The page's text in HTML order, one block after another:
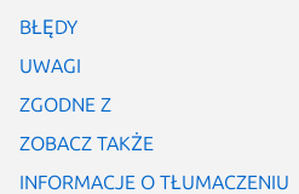
BŁĘDY
UWAGI
ZGODNE Z
ZOBACZ TAKŻE
INFORMACJE O TŁUMACZENIU